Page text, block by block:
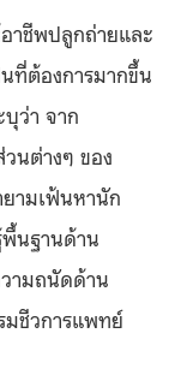
าชีพปลูกถ่ายและ
ที่ต้องการมากขึ้น
ว่า จาก
นต่างๆ ของ
ามเฟ้นหานัก
นฐานด้าน
ามถนัดด้าน
มชีวการแพทย์